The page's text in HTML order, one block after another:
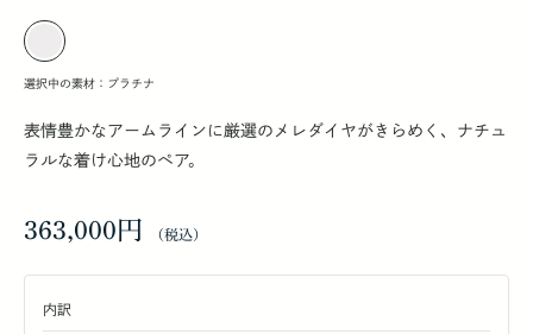
選択中の素材： プラチナ
表情豊かなアームラインに厳選のメレダイヤがきらめく、ナチュ
ラルな着け心地のペア。
363,000円
内訳